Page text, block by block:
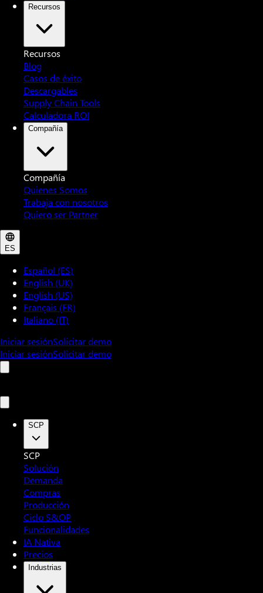
Recursos
Recursos
Blog
Casos de éxito
Descargables
Supply Chain Tools
Calculadora ROI
Compañía
Compañía
Quienes Somos
Trabaja con nosotros
Quiero ser Partner
ES
Español (ES)
English (UK)
English (US)
Français (FR)
Italiano (IT)
Iniciar sesiónSolicitar demo
Iniciar sesiónSolicitar demo
SCP
SCP
Solución
Demanda
Compras
Producción
Ciclo S&OP
Funcionalidades
IA Nativa
Precios
Industrias